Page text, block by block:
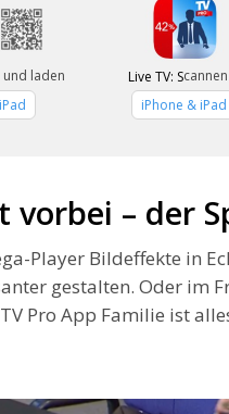
und laden
Live TV: S
iPhone & iPad
vorbei – der
Player Bildeffekte in
gestalten. Oder im
Pro App Familie ist